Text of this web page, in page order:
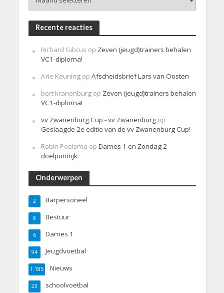
Recente reacties
Richard Gibcus op Zeven (jeugd)trainers behalen
VC1-diploma!
Arie Keuningop Afscheidsbrief Lars van Oosten
bert kranenburgop Zeven (jeugd)trainers behalen
VC1-diploma!
vv Zwanenburg Cup - vv Zwanenburgop
Geslaagde 2e editie van de vv Zwanenburg Cup!
Robin Poelsma op Dames 1 en Zondag 2
doelpuntrijk
Onderwerpen
Barpersoneel
2
Bestuur
8
Dames 1
6
Jeugdvoetbal
94
Nieuws
1.185
schoolvoetbal
23